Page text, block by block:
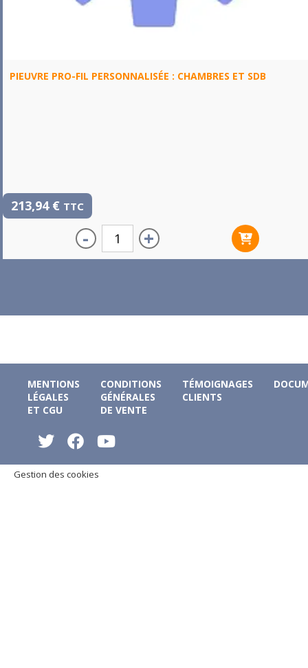
PIEUVRE PRO-FIL PERSONNALISÉE : CHAMBRES ET SDB
213,94 € TTC
- +
MENTIONS
LÉGALES
ET CGU
CONDITIONS
GÉNÉRALES
DE VENTE
TÉMOIGNAGES
CLIENTS
Gestion des cookies